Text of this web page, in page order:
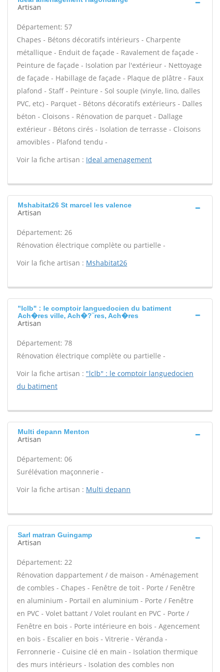
Artisan
Département: 57
Chapes - Bétons décoratifs intérieurs - Charpente
métallique - Enduit de façade - Ravalement de façade -
Peinture de façade - Isolation par l'extérieur - Nettoyage
de façade - Habillage de façade - Plaque de plâtre - Faux
plafond - Staff - Peinture - Sol souple (vinyle, lino, dalles
PVC, etc) - Parquet - Bétons décoratifs extérieurs - Dalles
béton - Cloisons - Rénovation de parquet - Dallage
extérieur - Bétons cirés - Isolation de terrasse - Cloisons
amovibles - Plafond tendu -
Voir la fiche artisan : Ideal amenagement
Mshabitat26 St marcel les valence
Artisan
Département: 26
Rénovation électrique complète ou partielle -
Voir la fiche artisan : Mshabitat26
"lclb" : le comptoir languedocien du batiment
Ach�res ville, Ach�?¨res, Ach�res
Artisan
Département: 78
Rénovation électrique complète ou partielle -
Voir la fiche artisan : "lclb" : le comptoir languedocien
du batiment
Multi depann Menton
Artisan
Département: 06
Surélévation maçonnerie -
Voir la fiche artisan : Multi depann
Sarl matran Guingamp
Artisan
Département: 22
Rénovation dappartement / de maison - Aménagement
de combles - Chapes - Fenêtre de toit - Porte / Fenêtre
en aluminium - Portail en aluminium - Porte / Fenêtre
en PVC - Volet battant / Volet roulant en PVC - Porte /
Fenêtre en bois - Porte intérieure en bois - Agencement
en bois - Escalier en bois - Vitrerie - Véranda -
Ferronnerie - Cuisine clé en main - Isolation thermique
des murs intérieurs - Isolation des combles non